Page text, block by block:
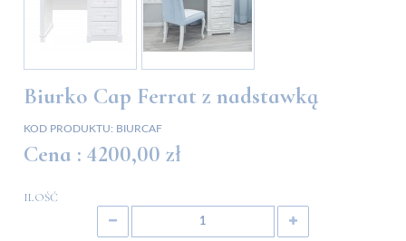
Biurko Cap Ferrat z nadstawką
KOD PRODUKTU: BIURCAF
Cena : 4200,00 zł
ILOŚĆ